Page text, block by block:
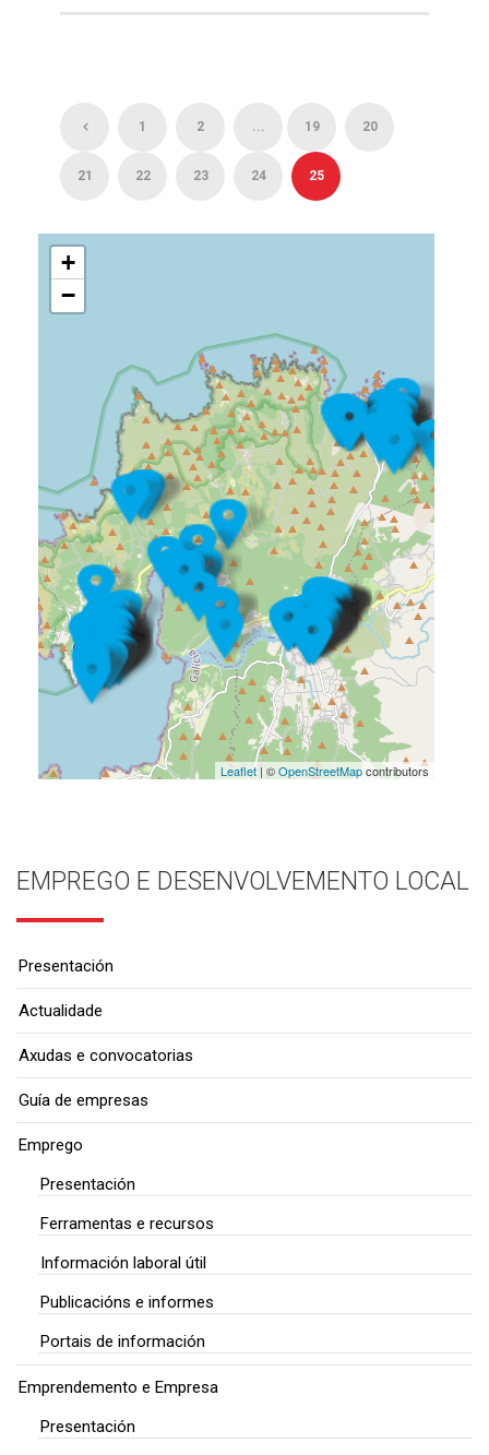
1 2 ... 19 20
21 22 23 24 25
+
−
Leaflet| ©OpenStreetMapcontributors
EMPREGO E DESENVOLVEMENTO LOCAL
Presentación
Actualidade
Axudas e convocatorias
Guía de empresas
Emprego
Presentación
Ferramentas e recursos
Información laboral útil
Publicacións e informes
Portais de información
Emprendemento e Empresa
Presentación